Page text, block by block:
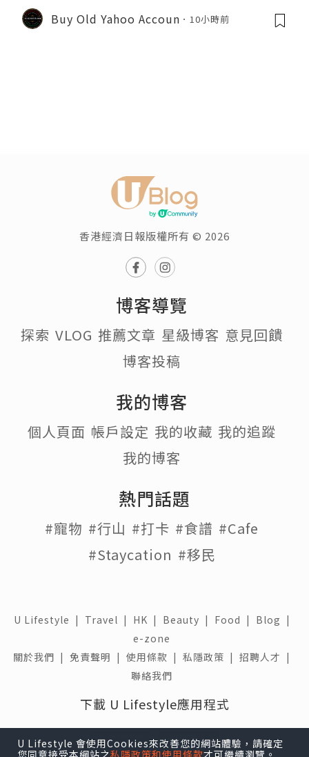
U Lifestyle 會使用Cookies來改善您的網站體驗，請確定
您同意接受本網站之私隱政策和使用條款才可繼續瀏覽。
Buy Old Yahoo Accoun 10小時前
香港經濟日報版權所有 © 2026
博客導覽
探索 VLOG 推薦文章 星級博客 意見回饋
博客投稿
我的博客
個人頁面 帳戶設定 我的收藏 我的追蹤
我的博客
熱門話題
#寵物 #行山 #打卡 #食譜 #Cafe
#Staycation #移民
U Lifestyle | Travel | HK | Beauty | Food | Blog |
e-zone
關於我們 | 免責聲明 | 使用條款 | 私隱政策 | 招聘人才 |
聯絡我們
下載 U Lifestyle應用程式